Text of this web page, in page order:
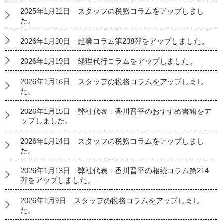
2025年1月21日 スタッフの税務コラムをアップしまし
た。
2026年1月20日 起業コラム第238弾をアップしました。
2026年1月19日 経理代行コラムをアップしました。
2026年1月16日 スタッフの税務コラムをアップしまし
た。
2026年1月15日 弊社代表：香川晋平のおすすめ書籍をア
ップしました。
2026年1月14日 スタッフの税務コラムをアップしまし
た。
2026年1月13日 弊社代表：香川晋平の相続コラム第214
弾をアップしました。
2026年1月9日 スタッフの税務コラムをアップしまし
た。